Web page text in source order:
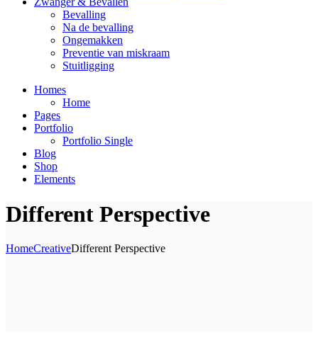
Bevalling
Na de bevalling
Ongemakken
Preventie van miskraam
Stuitligging
Homes
Home
Pages
Portfolio
Portfolio Single
Blog
Shop
Elements
Different Perspective
HomeCreativeDifferent Perspective